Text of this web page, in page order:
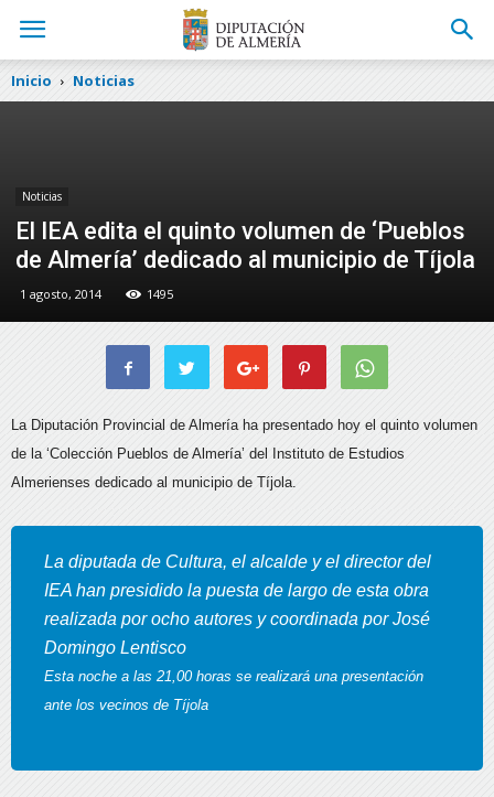
Inicio Noticias
Noticias
El IEA edita el quinto volumen de ‘Pueblos
de Almería’ dedicado al municipio de Tíjola
1 agosto, 2014 1495
La Diputación Provincial de Almería ha presentado hoy el quinto volumen
de la ‘Colección Pueblos de Almería’ del Instituto de Estudios
Almerienses dedicado al municipio de Tíjola.
La diputada de Cultura, el alcalde y el director del
IEA han presidido la puesta de largo de esta obra
realizada por ocho autores y coordinada por José
Domingo Lentisco
Esta noche a las 21,00 horas se realizará una presentación
ante los vecinos de Tíjola